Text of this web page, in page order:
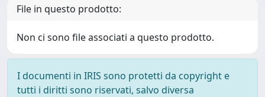
File in questo prodotto:
Non ci sono file associati a questo prodotto.
I documenti in IRIS sono protetti da copyright e
tutti i diritti sono riservati, salvo diversa